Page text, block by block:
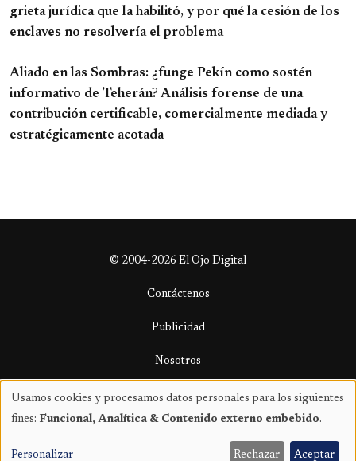
grieta jurídica que la habilitó, y por qué la cesión de los
enclaves no resolvería el problema
Aliado en las Sombras: ¿funge Pekín como sostén
informativo de Teherán? Análisis forense de una
contribución certificable, comercialmente mediada y
estratégicamente acotada
© 2004-2026 El Ojo Digital
Contáctenos
Publicidad
Nosotros
Términos y condiciones
Uso
datos
Usamos cookies y procesamos datos personales para los siguientes
fines: Funcional, Analítica & Contenido externo embebido.
Personalizar Rechazar Aceptar